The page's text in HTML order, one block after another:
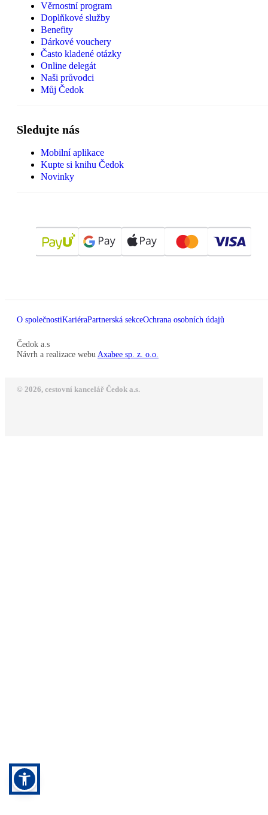
Věrnostní program
Doplňkové služby
Benefity
Dárkové vouchery
Často kladené otázky
Online delegát
Naši průvodci
Můj Čedok
Sledujte nás
Mobilní aplikace
Kupte si knihu Čedok
Novinky
O společnostiKariéraPartnerská sekceOchrana osobních údajů
Čedok a.s
Návrh a realizace webu Axabee sp. z. o.o.
© 2026, cestovní kancelář Čedok a.s.